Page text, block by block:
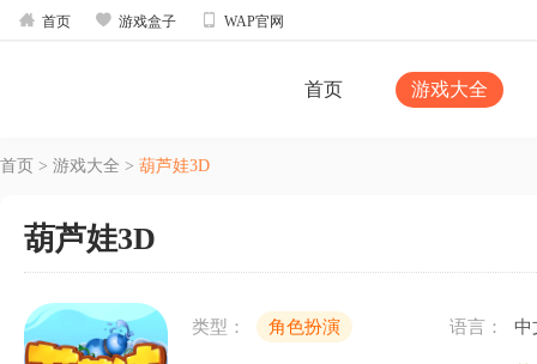
 首页  游戏盒子  WAP官网
首页 游戏大全
首页 > 游戏大全 > 葫芦娃3D
葫芦娃3D
类型： 角色扮演 语言： 中